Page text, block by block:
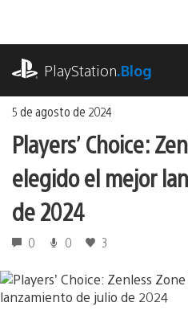
contenido
PlayStation.Blog
5 de agosto de 2024
Players’ Choice:
elegido el mejor
de 2024
0 0 3